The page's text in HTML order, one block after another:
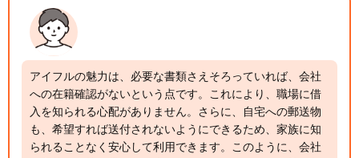
アイフルの魅力は、必要な書類さえそろっていれば、会社
への在籍確認がないという点です。これにより、職場に借
入を知られる心配がありません。さらに、自宅への郵送物
も、希望すれば送付されないようにできるため、家族に知
られることなく安心して利用できます。このように、会社